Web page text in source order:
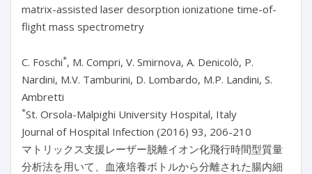
matrix-assisted laser desorption ionizatione time-of-
flight mass spectrometry
C. Foschi*, M. Compri, V. Smirnova, A. Denicolò, P.
Nardini, M.V. Tamburini, D. Lombardo, M.P. Landini, S.
Ambretti
*St. Orsola-Malpighi University Hospital, Italy
Journal of Hospital Infection (2016) 93, 206-210
マトリックス支援レーザー脱離イオン化飛行時間型質量
分析法を用いて、血液培養ボトルから分離された腸内細